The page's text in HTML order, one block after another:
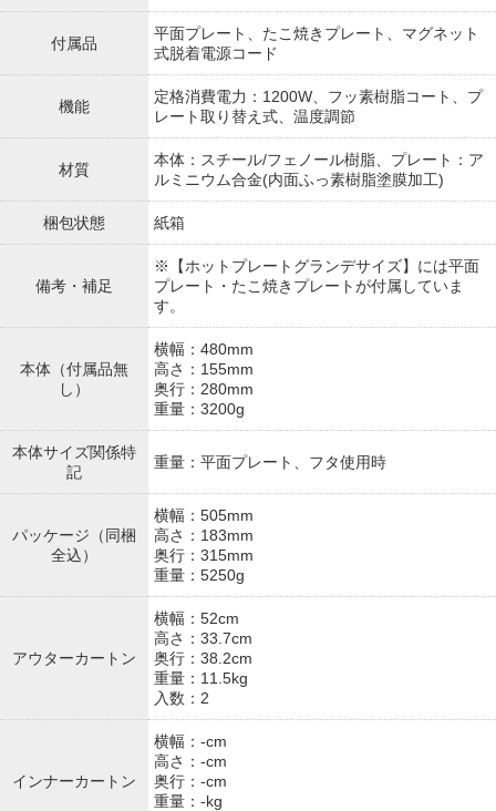
付属品
平面プレート、たこ焼きプレート、マグネット
式脱着電源コード
機能
定格消費電力：1200W、フッ素樹脂コート、プ
レート取り替え式、温度調節
材質
本体：スチール/フェノール樹脂、プレート：ア
ルミニウム合金(内面ふっ素樹脂塗膜加工)
梱包状態 紙箱
備考・補足
※【ホットプレートグランデサイズ】には平面
プレート・たこ焼きプレートが付属していま
す。
本体（付属品無
し）
横幅：480mm
高さ：155mm
奥行：280mm
重量：3200g
本体サイズ関係特
記
重量：平面プレート、フタ使用時
パッケージ（同梱
全込）
横幅：505mm
高さ：183mm
奥行：315mm
重量：5250g
アウターカートン
横幅：52cm
高さ：33.7cm
奥行：38.2cm
重量：11.5kg
入数：2
インナーカートン
横幅：-cm
高さ：-cm
奥行：-cm
重量：-kg